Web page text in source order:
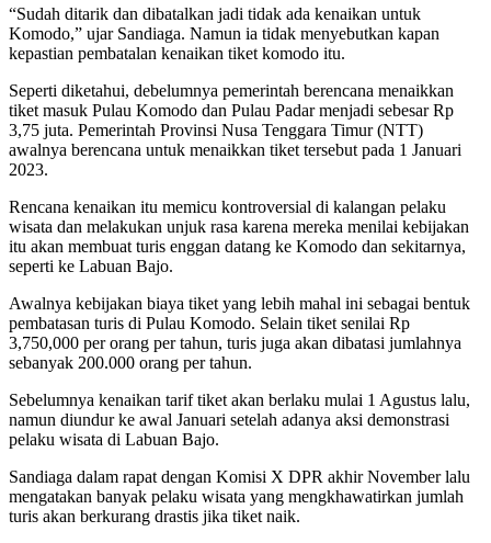
“Sudah ditarik dan dibatalkan jadi tidak ada kenaikan untuk
Komodo,” ujar Sandiaga. Namun ia tidak menyebutkan kapan
kepastian pembatalan kenaikan tiket komodo itu.
Seperti diketahui, debelumnya pemerintah berencana menaikkan
tiket masuk Pulau Komodo dan Pulau Padar menjadi sebesar Rp
3,75 juta. Pemerintah Provinsi Nusa Tenggara Timur (NTT)
awalnya berencana untuk menaikkan tiket tersebut pada 1 Januari
2023.
Rencana kenaikan itu memicu kontroversial di kalangan pelaku
wisata dan melakukan unjuk rasa karena mereka menilai kebijakan
itu akan membuat turis enggan datang ke Komodo dan sekitarnya,
seperti ke Labuan Bajo.
Awalnya kebijakan biaya tiket yang lebih mahal ini sebagai bentuk
pembatasan turis di Pulau Komodo. Selain tiket senilai Rp
3,750,000 per orang per tahun, turis juga akan dibatasi jumlahnya
sebanyak 200.000 orang per tahun.
Sebelumnya kenaikan tarif tiket akan berlaku mulai 1 Agustus lalu,
namun diundur ke awal Januari setelah adanya aksi demonstrasi
pelaku wisata di Labuan Bajo.
Sandiaga dalam rapat dengan Komisi X DPR akhir November lalu
mengatakan banyak pelaku wisata yang mengkhawatirkan jumlah
turis akan berkurang drastis jika tiket naik.